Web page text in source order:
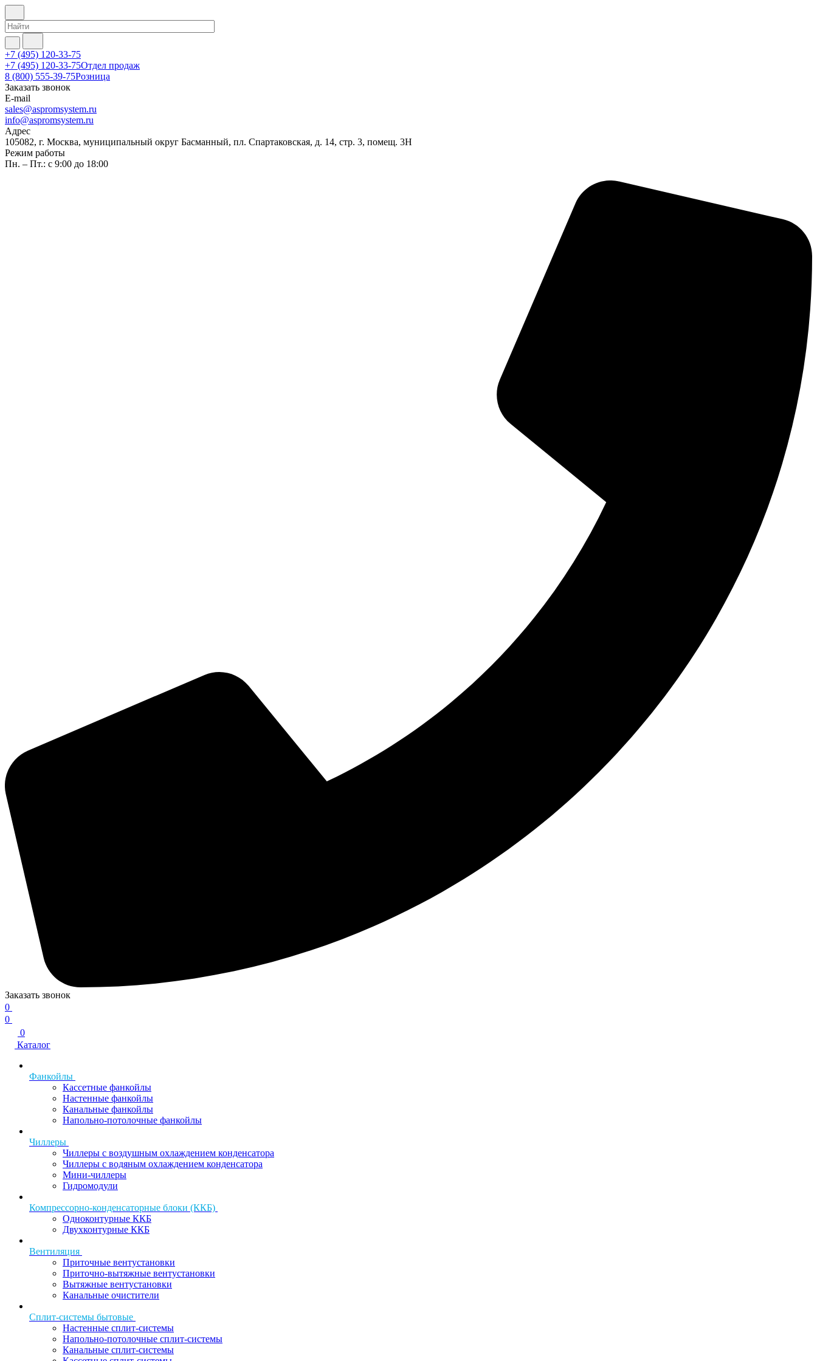
+7 (495) 120-33-75
+7 (495) 120-33-75Отдел продаж
8 (800) 555-39-75Розница
Заказать звонок
E-mail
sales@aspromsystem.ru
info@aspromsystem.ru
Адрес
105082, г. Москва, муниципальный округ Басманный, пл. Спартаковская, д. 14, стр. 3, помещ. 3Н
Режим работы
Пн. – Пт.: с 9:00 до 18:00
Заказать звонок
0
0
0
Каталог
Фанкойлы
Кассетные фанкойлы
Настенные фанкойлы
Канальные фанкойлы
Напольно-потолочные фанкойлы
Чиллеры
Чиллеры с воздушным охлаждением конденсатора
Чиллеры с водяным охлаждением конденсатора
Мини-чиллеры
Гидромодули
Компрессорно-конденсаторные блоки (ККБ)
Одноконтурные ККБ
Двухконтурные ККБ
Вентиляция
Приточные вентустановки
Приточно-вытяжные вентустановки
Вытяжные вентустановки
Канальные очистители
Сплит-системы бытовые
Настенные сплит-системы
Напольно-потолочные сплит-системы
Канальные сплит-системы